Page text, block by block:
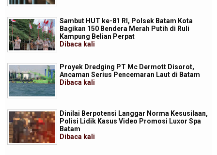
Sambut HUT ke-81 RI, Polsek Batam Kota
Bagikan 150 Bendera Merah Putih di Ruli
Kampung Belian Perpat
Dibaca kali
Proyek Dredging PT Mc Dermott Disorot,
Ancaman Serius Pencemaran Laut di Batam
Dibaca kali
Dinilai Berpotensi Langgar Norma Kesusilaan,
Polisi Lidik Kasus Video Promosi Luxor Spa
Batam
Dibaca kali